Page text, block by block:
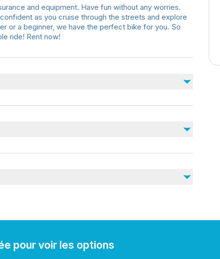
and equipment. Have fun without any worries.
as you cruise through the streets and explore
or a beginner, we have the perfect bike for you. So
ride! Rent now!
Non inclus
pour voir les options